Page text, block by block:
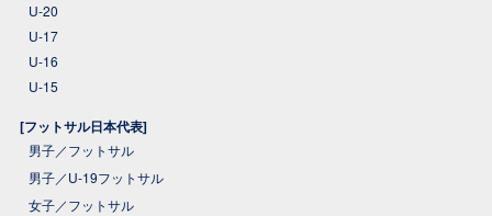
U-20
U-17
U-16
U-15
[フットサル日本代表]
男子／フットサル
男子／U-19フットサル
女子／フットサル